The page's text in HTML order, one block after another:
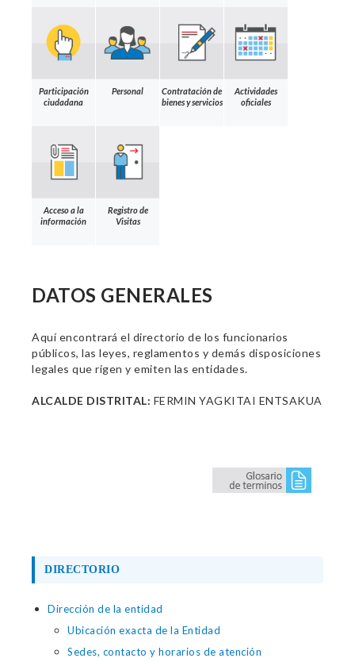
Participación
ciudadana
Personal
Contratación de
bienes y servicios
Actividades
oficiales
Acceso a la
información
Registro de
Visitas
DATOS GENERALES
Aquí encontrará el directorio de los funcionarios
públicos, las leyes, reglamentos y demás disposiciones
legales que rigen y emiten las entidades.
ALCALDE DISTRITAL: FERMIN YAGKITAI ENTSAKUA
DIRECTORIO
Dirección de la entidad
Ubicación exacta de la Entidad
Sedes, contacto y horarios de atención